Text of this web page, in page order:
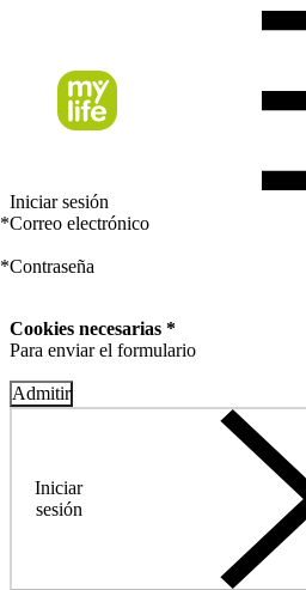
Iniciar sesión
*Correo electrónico
*Contraseña
Cookies necesarias *
Para enviar el formulario
Admitir
Iniciar
sesión